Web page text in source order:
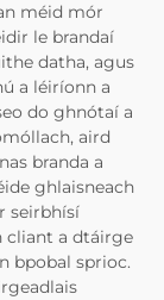
méid mór
le brandaí
datha, agus
a léiríonn a
do ghnótaí a
aird
branda a
ghlaisneach
seirbhísí
cliant a dtáirge
bpobal sprioc.